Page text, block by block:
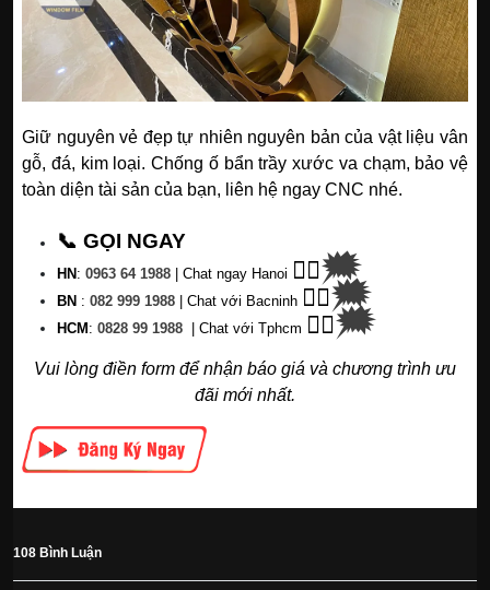
Giữ nguyên vẻ đẹp tự nhiên nguyên bản của vật liệu vân
gỗ, đá, kim loại. Chống ố bẩn trầy xước va chạm, bảo vệ
toàn diện tài sản của bạn, liên hệ ngay CNC nhé.
📞 GỌI NGAY
HN : 0963 64 1988 | Chat ngay Hanoi 👉🏽🗯
BN : 082 999 1988 | Chat với Bacninh 👉🏽🗯
HCM : 0828 99 1988 Chat với Tphcm 👉🏽🗯
Vui lòng điền form để nhận báo giá và chương trình ưu
đãi mới nhất.
108 Bình Luận